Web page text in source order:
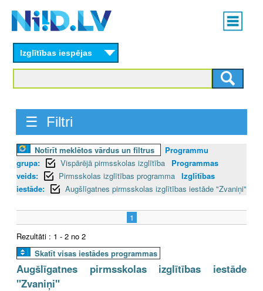
content
Main
menu
Izglītības iespējas
☰ Filtri
Notīrīt meklētos vārdus un filtrus
Programmu
grupa:
Vispārējā pirmsskolas izglītība
Programmas
veids:
Pirmsskolas izglītības programma Izglītības
iestāde:
Augšlīgatnes pirmsskolas izglītības iestāde "Zvaniņi"
1
Rezultāti : 1 - 2 no 2
Skatīt visas iestādes programmas
Augšlīgatnes pirmsskolas izglītības iestāde
"Zvaniņi"